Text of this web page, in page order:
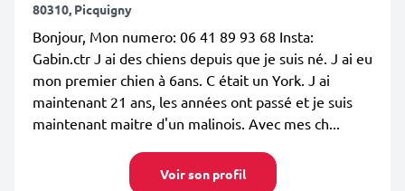
80310, Picquigny
Bonjour, Mon numero: 06 41 89 93 68 Insta:
Gabin.ctr J ai des chiens depuis que je suis né. J ai eu
mon premier chien à 6ans. C était un York. J ai
maintenant 21 ans, les années ont passé et je suis
maintenant maitre d'un malinois. Avec mes ch...
Voir son profil